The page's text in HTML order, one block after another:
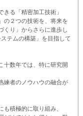
る「精密加工技術」
の２つの技術を、将来を
くり」からさらに進歩し
テムの構築」を目指して
十数年では、特に研究開
練者のノウハウの融合が
積極的に取り組み、